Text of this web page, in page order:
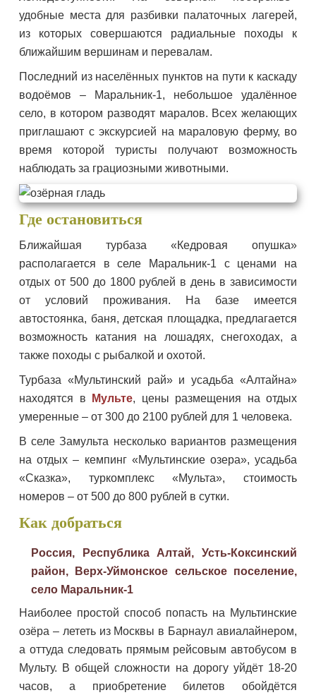
удобные места для разбивки палаточных лагерей,
из которых совершаются радиальные походы к
ближайшим вершинам и перевалам.
Последний из населённых пунктов на пути к каскаду
водоёмов – Маральник-1, небольшое удалённое
село, в котором разводят маралов. Всех желающих
приглашают с экскурсией на мараловую ферму, во
время которой туристы получают возможность
наблюдать за грациозными животными.
Где остановиться
Ближайшая турбаза «Кедровая опушка»
располагается в селе Маральник-1 с ценами на
отдых от 500 до 1800 рублей в день в зависимости
от условий проживания. На базе имеется
автостоянка, баня, детская площадка, предлагается
возможность катания на лошадях, снегоходах, а
также походы с рыбалкой и охотой.
Турбаза «Мультинский рай» и усадьба «Алтайна»
находятся в
Мульте, цены размещения на отдых
умеренные – от 300 до 2100 рублей для 1 человека.
В селе Замульта несколько вариантов размещения
на отдых – кемпинг «Мультинские озера», усадьба
«Сказка», туркомплекс «Мульта», стоимость
номеров – от 500 до 800 рублей в сутки.
Как добраться
Россия, Республика Алтай, Усть-Коксинский
район, Верх-Уймонское сельское поселение,
село Маральник-1
Наиболее простой способ попасть на Мультинские
озёра – лететь из Москвы в Барнаул авиалайнером,
а оттуда следовать прямым рейсовым автобусом в
Мульту. В общей сложности на дорогу уйдёт 18-20
часов, а приобретение билетов обойдётся